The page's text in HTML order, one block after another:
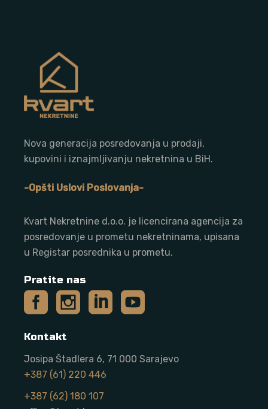
Nova generacija posredovanja u prodaji,
kupovini i iznajmljivanju nekretnina u BiH.
-Opšti Uslovi Poslovanja-
Kvart Nekretnine d.o.o. je licencirana agencija za
posredovanje u prometu nekretninama, upisana
u Registar posrednika u prometu.
Pratite nas
Kontakt
Josipa Štadlera 6, 71 000 Sarajevo
+387 (61) 220 446
+387 (62) 180 107